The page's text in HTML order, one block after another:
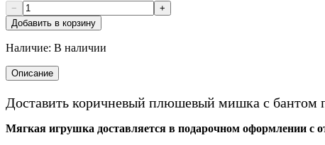
−
+
Добавить в корзину
Наличие: В наличии
Описание
Доставить коричневый плюшевый мишка с бантом
Мягкая игрушка доставляется в подарочном оформлении с